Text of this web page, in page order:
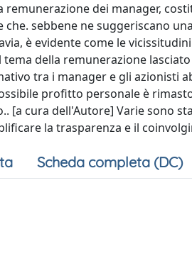
dei manager,
sebbene ne suggeriscano
è evidente come le
della remunerazione
tra i manager e gli azionisti
profitto personale è
[a cura dell'Autore] Varie sono
la trasparenza e il
Scheda completa (DC)